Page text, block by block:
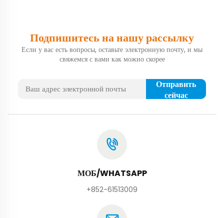
Подпишитесь на нашу рассылку
Если у вас есть вопросы, оставьте электронную почту, и мы
свяжемся с вами как можно скорее
Отправить
сейчас
МОБ/WHATSAPP
+852-61513009